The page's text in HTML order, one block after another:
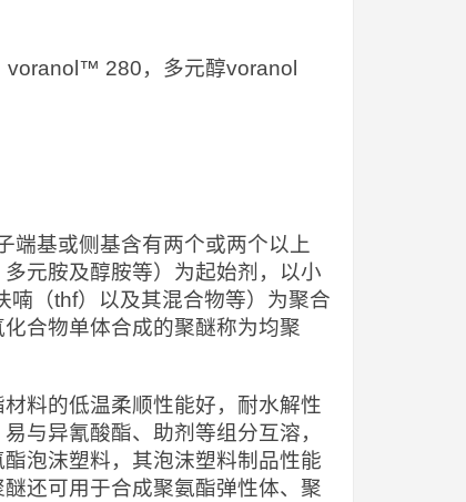
280，多元醇voranol
端基或侧基含有两个或两个以上
元胺及醇胺等）为起始剂，以小
（thf）以及其混合物等）为聚合
合物单体合成的聚醚称为均聚
料的低温柔顺性能好，耐水解性
与异氰酸酯、助剂等组分互溶，
泡沫塑料，其泡沫塑料制品性能
还可用于合成聚氨酯弹性体、聚